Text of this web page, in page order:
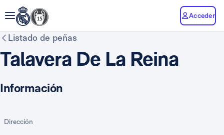
Acceder
Listado de peñas
Talavera De La Reina
Información
Dirección